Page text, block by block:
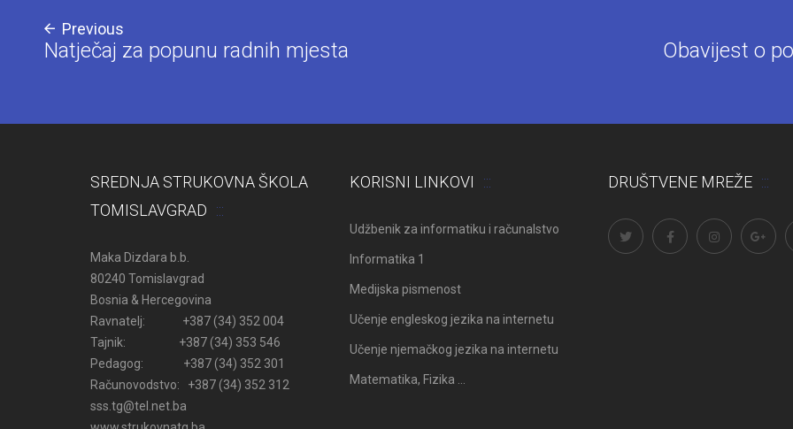
Previous
Natječaj za popunu radnih mjesta
Obavijest o
SREDNJA STRUKOVNA ŠKOLA
TOMISLAVGRAD
Maka Dizdara b.b.
80240 Tomislavgrad
Bosnia & Hercegovina
Ravnatelj: +387 (34) 352 004
Tajnik: +387 (34) 353 546
Pedagog: +387 (34) 352 301
Računovodstvo: +387 (34) 352 312
sss.tg@tel.net.ba
KORISNI LINKOVI
Udžbenik za informatiku i računalstvo
Informatika 1
Medijska pismenost
Učenje engleskog jezika na internetu
Učenje njemačkog jezika na internetu
Matematika, Fizika …
DRUŠTVENE MREŽE
učionicama